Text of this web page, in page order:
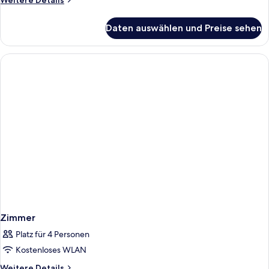
Daten auswählen und Preise sehen
Zimmer
Platz für 4 Personen
Kostenloses WLAN